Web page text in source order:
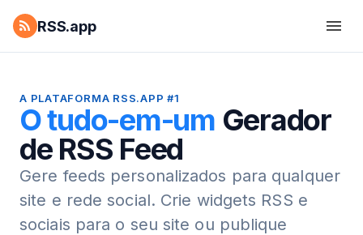
RSS.app
A PLATAFORMA RSS.APP #1
O tudo-em-um Gerador
de RSS Feed
Gere feeds personalizados para qualquer
site e rede social. Crie widgets RSS e
sociais para o seu site ou publique